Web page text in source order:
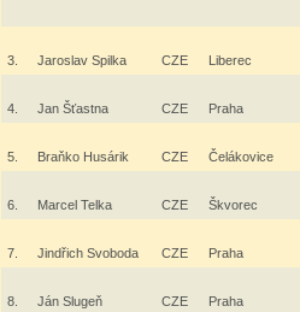
3. Jaroslav Spilka CZE Liberec
4. Jan Šťastna CZE Praha
5. Braňko Husárik CZE Čelákovice
6. Marcel Telka CZE Škvorec
7. Jindřich Svoboda CZE Praha
8. Ján Slugeň CZE Praha